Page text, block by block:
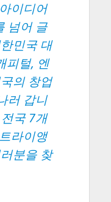
이디어
넘어 글
민국 대
피털, 엔
의 창업
러 갑니
국 7개
라이앵
분을 찾